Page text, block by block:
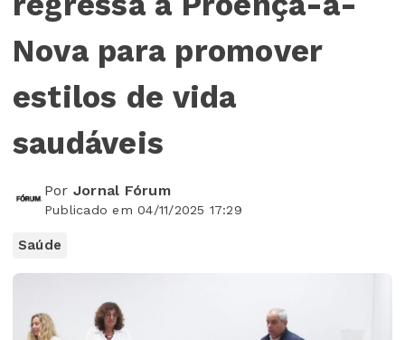
Nova para promover
estilos de vida
saudáveis
Por Jornal Fórum
Publicado em 04/11/2025 17:29
Saúde